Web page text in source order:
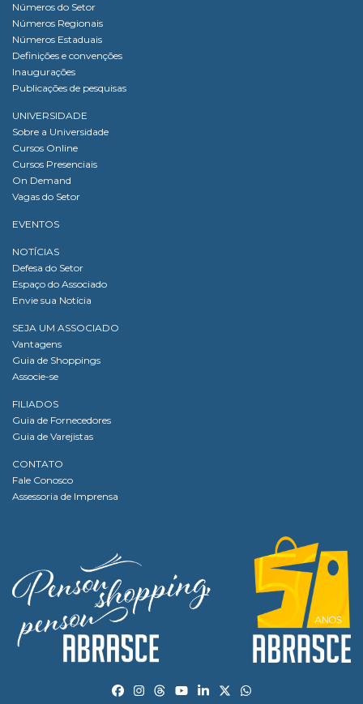
Números do Setor
Números Regionais
Números Estaduais
Definições e convenções
Inaugurações
Publicações de pesquisas
UNIVERSIDADE
Sobre a Universidade
Cursos Online
Cursos Presenciais
On Demand
Vagas do Setor
EVENTOS
NOTÍCIAS
Defesa do Setor
Espaço do Associado
Envie sua Notícia
SEJA UM ASSOCIADO
Vantagens
Guia de Shoppings
Associe-se
FILIADOS
Guia de Fornecedores
Guia de Varejistas
CONTATO
Fale Conosco
Assessoria de Imprensa